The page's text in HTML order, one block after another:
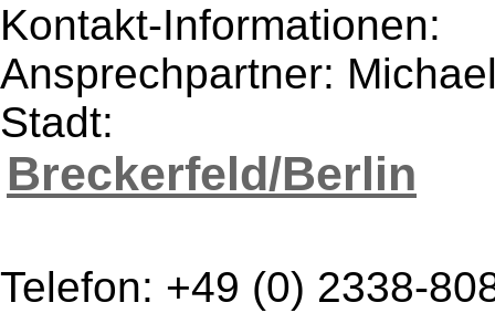
Kontakt-Informationen:
Ansprechpartner:
Stadt:
Breckerfeld/Berlin
Telefon: +49 (0) 2338-